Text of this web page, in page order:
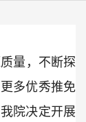
量，不断探
多优秀推免
我院决定开展